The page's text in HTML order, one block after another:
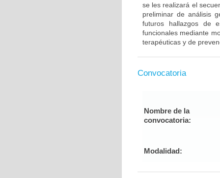
se les realizará el
preliminar de análisis
futuros hallazgos de
funcionales mediante
terapéuticas y de
Convocatoria
Nombre de la
convocatoria:
Modalidad: